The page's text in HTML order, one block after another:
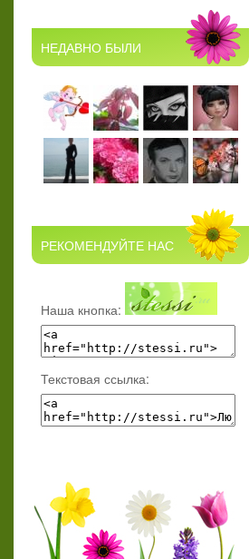
НЕДАВНО БЫЛИ
РЕКОМЕНДУЙТЕ НАС
Наша кнопка:
Текстовая ссылка: